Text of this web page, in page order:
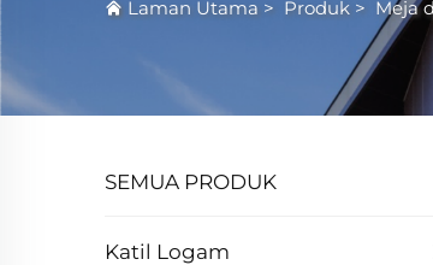
Laman Utama > Produk > Meja
SEMUA PRODUK
Katil Logam